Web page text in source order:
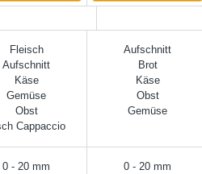
Fleisch
Aufschnitt
Käse
Gemüse
Obst
Cappaccio
Aufschnitt
Brot
Käse
Obst
Gemüse
0 - 20 mm 0 - 20 mm